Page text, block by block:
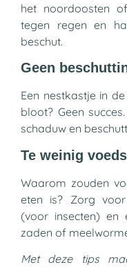
het noordoosten
tegen regen en
beschut.
Geen
Een nestkastje in
bloot? Geen
schaduw en
Te weinig
Waarom zouden
eten is? Zorg
(voor insecten) en
zaden of
Met deze tips